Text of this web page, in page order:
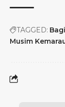
TAGGED:
Musim